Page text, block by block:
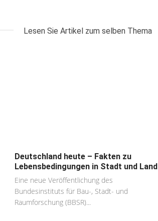
Lesen Sie Artikel zum selben Thema
Deutschland heute – Fakten zu
Lebensbedingungen in Stadt und Land
Eine neue Veröffentlichung des
Bundesinstituts für Bau-, Stadt- und
Raumforschung (BBSR)...